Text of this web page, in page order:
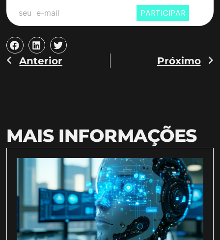
PARTICIPAR
Anterior Próximo
MAIS INFORMAÇÕES